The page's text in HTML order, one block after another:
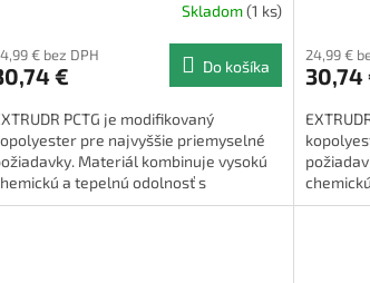
Skladom(1 ks)
€ bez DPH
€ Do košíka
PCTG je modifikovaný
pre najvyššie priemyselné
Materiál kombinuje vysokú
a tepelnú odolnosť s
vlastnosťami, ako je
24,99 €
30,74